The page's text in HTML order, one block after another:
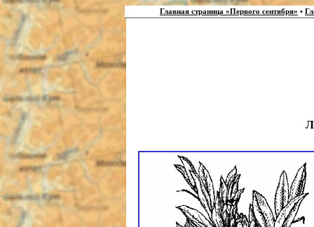
Главная страница «Первого сентября» •